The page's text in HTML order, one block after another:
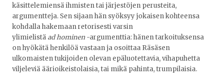
käsittelemiensä ihmisten tai järjestöjen perusteita,
argumentteja. Sen sijaan hän syöksyy jokaisen kohteensa
kohdalla hakemaan retorisesti varsin
ylimielistäadhominen -argumenttia: hänen tarkoituksensa
on hyökätä henkilöä vastaan ja osoittaa Räsäsen
ulkomaisten tukijoiden olevan epäluotettavia, vihapuhetta
viljeleviä äärioikeistolaisia, tai mikä pahinta, trumpilaisia.